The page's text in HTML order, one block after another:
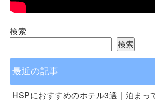
検索
検索
最近の記事
HSPにおすすめのホテル3選｜泊まっ